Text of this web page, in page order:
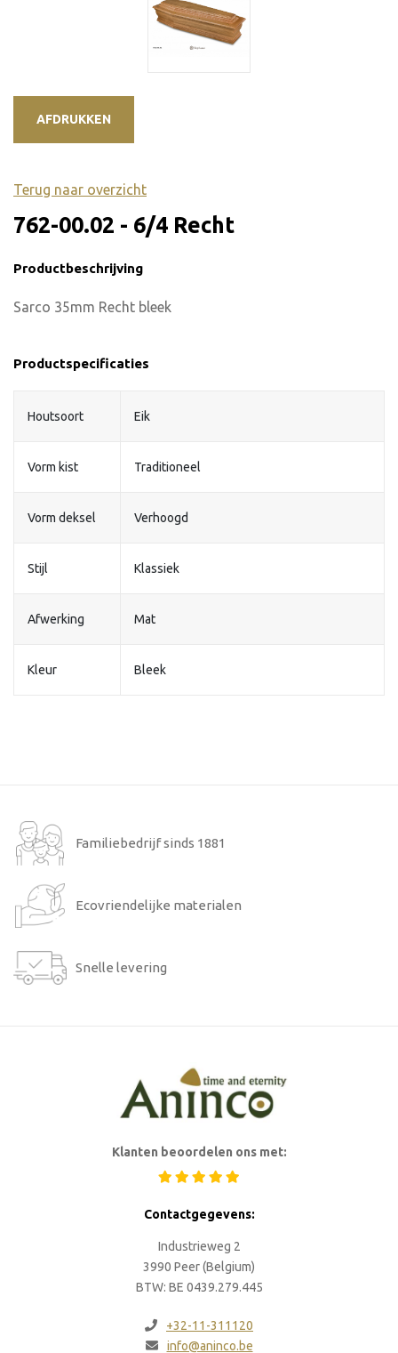
AFDRUKKEN
Terug naar overzicht
762-00.02 - 6/4 Recht
Productbeschrijving
Sarco 35mm Recht bleek
Productspecificaties
Houtsoort Eik
Vorm kist Traditioneel
Vorm deksel Verhoogd
Stijl Klassiek
Afwerking Mat
Kleur Bleek
Familiebedrijf sinds 1881
Ecovriendelijke materialen
Snelle levering
Klanten beoordelen ons met:
Contactgegevens:
Industrieweg 2
3990 Peer (Belgium)
BTW: BE 0439.279.445
+32-11-311120
info@aninco.be